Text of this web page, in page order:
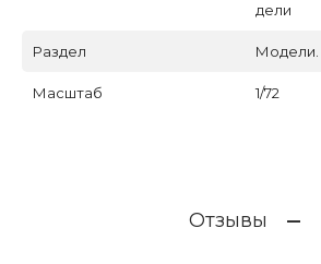
дели
Раздел Модели.
Масштаб 1/72
Отзывы